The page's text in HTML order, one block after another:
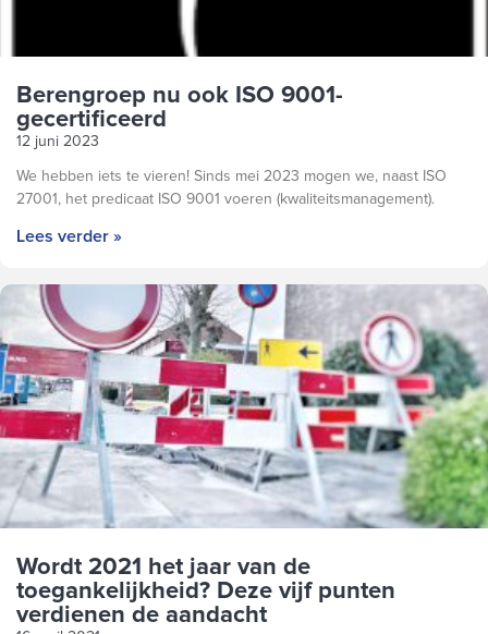
Berengroep nu ook ISO 9001-
gecertificeerd
12 juni 2023
We hebben iets te vieren! Sinds mei 2023 mogen we, naast ISO
27001, het predicaat ISO 9001 voeren (kwaliteitsmanagement).
Lees verder »
Wordt 2021 het jaar van de
toegankelijkheid? Deze vijf punten
verdienen de aandacht